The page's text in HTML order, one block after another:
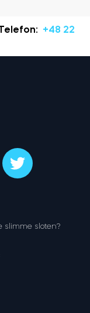
+48 22
slimme sloten?